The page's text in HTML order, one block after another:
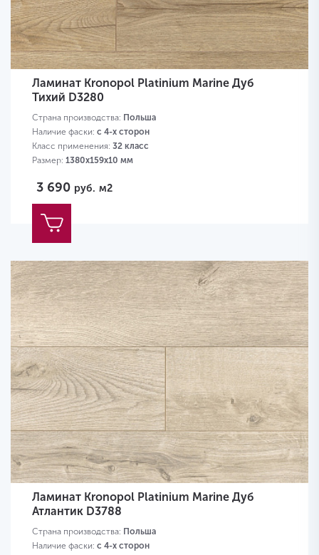
Ламинат Kronopol Platinium Marine Дуб
Тихий D3280
Страна производства: Польша
Наличие фаски: с 4-х сторон
Класс применения: 32 класс
Размер: 1380х159х10 мм
3 690 руб. м2
Ламинат Kronopol Platinium Marine Дуб
Атлантик D3788
Страна производства: Польша
Наличие фаски: с 4-х сторон